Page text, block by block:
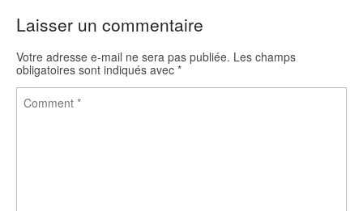
Laisser un commentaire
Votre adresse e-mail ne sera pas publiée. Les champs
obligatoires sont indiqués avec *